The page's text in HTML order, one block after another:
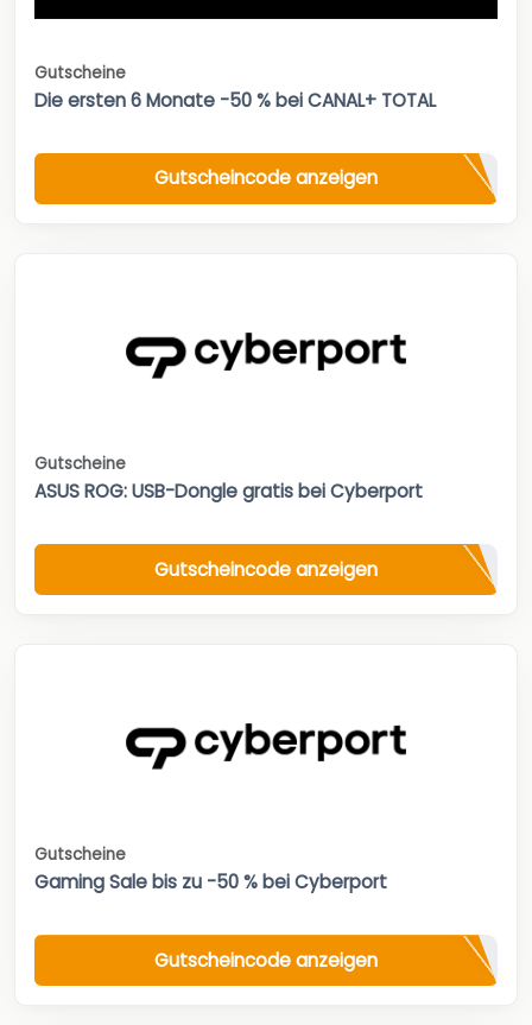
Gutscheine
Die ersten 6 Monate -50 % bei CANAL+ TOTAL
Gutscheincode anzeigen
Gutscheine
ASUS ROG: USB-Dongle gratis bei Cyberport
Gutscheincode anzeigen
Gutscheine
Gaming Sale bis zu -50 % bei Cyberport
Gutscheincode anzeigen